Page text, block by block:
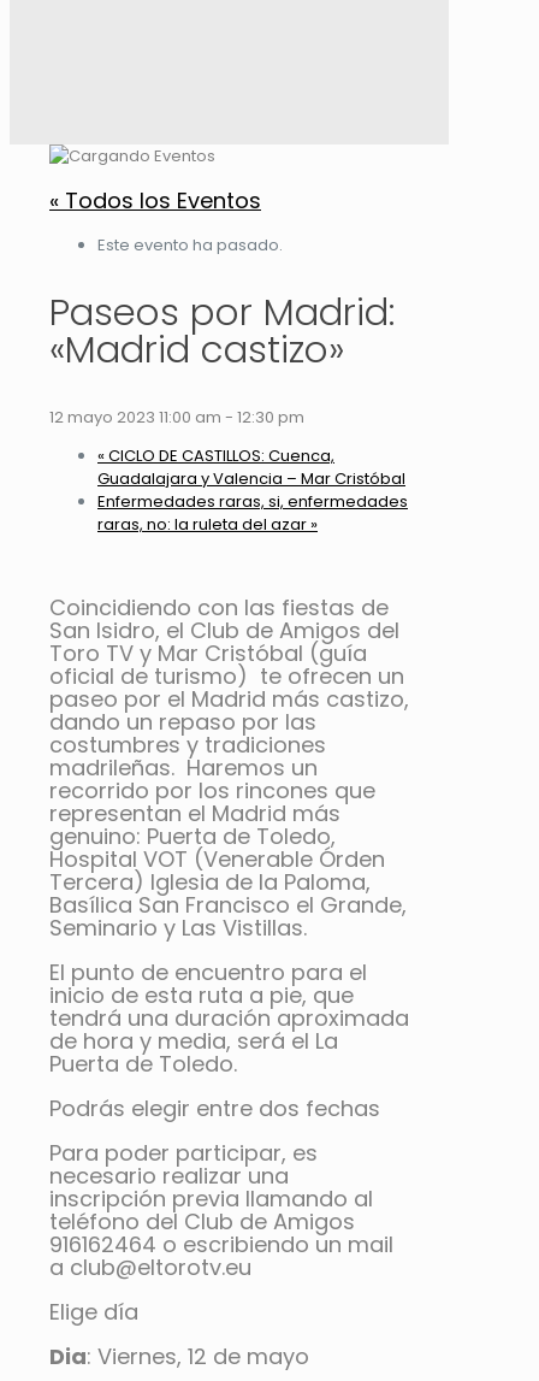
« Todos los Eventos
Este evento ha pasado.
Paseos por Madrid:
«Madrid castizo»
12 mayo 2023 11:00 am - 12:30 pm
« CICLO DE CASTILLOS: Cuenca,
Guadalajara y Valencia – Mar Cristóbal
Enfermedades raras, si, enfermedades
raras, no: la ruleta del azar »
Coincidiendo con las fiestas de
San Isidro, el Club de Amigos del
Toro TV y Mar Cristóbal (guía
oficial de turismo) te ofrecen un
paseo por el Madrid más castizo,
dando un repaso por las
costumbres y tradiciones
madrileñas. Haremos un
recorrido por los rincones que
representan el Madrid más
genuino: Puerta de Toledo,
Hospital VOT (Venerable Órden
Tercera) Iglesia de la Paloma,
Basílica San Francisco el Grande,
Seminario y Las Vistillas.
El punto de encuentro para el
inicio de esta ruta a pie, que
tendrá una duración aproximada
de hora y media, será el La
Puerta de Toledo.
Podrás elegir entre dos fechas
Para poder participar, es
necesario realizar una
inscripción previa llamando al
teléfono del Club de Amigos
916162464 o escribiendo un mail
a club@eltorotv.eu
Elige día
Dia: Viernes, 12 de mayo